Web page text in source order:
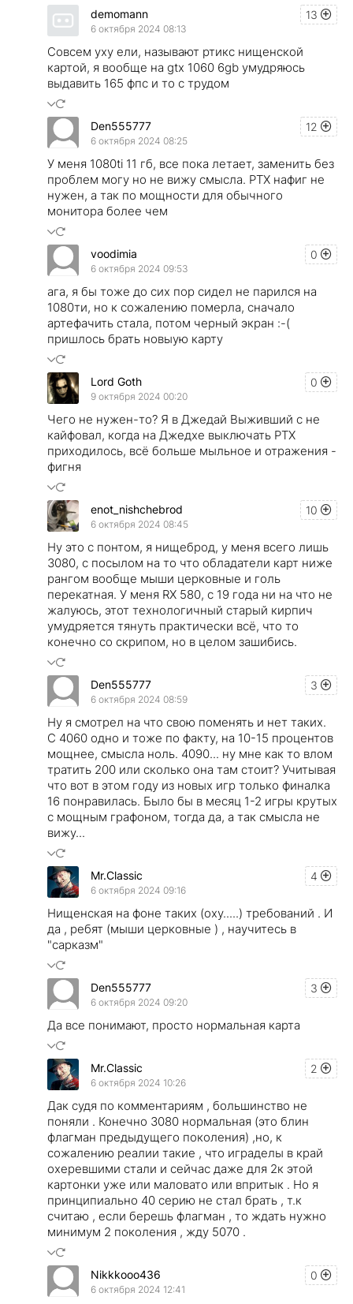
13
demomann
6 октября 2024 08:13
Совсем уху ели, называют ртикс нищенской
картой, я вообще на gtx 1060 6gb умудряюсь
выдавить 165 фпс и то с трудом
12
Den555777
6 октября 2024 08:25
У меня 1080ti 11 гб, все пока летает, заменить без
проблем могу но не вижу смысла. РТХ нафиг не
нужен, а так по мощности для обычного
монитора более чем
0
voodimia
6 октября 2024 09:53
ага, я бы тоже до сих пор сидел не парился на
1080ти, но к сожалению померла, сначало
артефачить стала, потом черный экран :-(
пришлось брать новыую карту
0
Lord Goth
9 октября 2024 00:20
Чего не нужен-то? Я в Джедай Выживший с не
кайфовал, когда на Джедхе выключать РТХ
приходилось, всё больше мыльное и отражения -
фигня
10
enot_nishchebrod
6 октября 2024 08:45
Ну это с понтом, я нищеброд, у меня всего лишь
3080, с посылом на то что обладатели карт ниже
рангом вообще мыши церковные и голь
перекатная. У меня RX 580, с 19 года ни на что не
жалуюсь, этот технологичный старый кирпич
умудряется тянуть практически всё, что то
конечно со скрипом, но в целом зашибись.
3
Den555777
6 октября 2024 08:59
Ну я смотрел на что свою поменять и нет таких.
С 4060 одно и тоже по факту, на 10-15 процентов
мощнее, смысла ноль. 4090... ну мне как то влом
тратить 200 или сколько она там стоит? Учитывая
что вот в этом году из новых игр только финалка
16 понравилась. Было бы в месяц 1-2 игры крутых
с мощным графоном, тогда да, а так смысла не
вижу...
4
Mr.Classic
6 октября 2024 09:16
Нищенская на фоне таких (оху.....) требований . И
да , ребят (мыши церковные ) , научитесь в
"сарказм"
3
Den555777
6 октября 2024 09:20
Да все понимают, просто нормальная карта
2
Mr.Classic
6 октября 2024 10:26
Дак судя по комментариям , большинство не
поняли . Конечно 3080 нормальная (это блин
флагман предыдущего поколения) ,но, к
сожалению реалии такие , что играделы в край
охеревшими стали и сейчас даже для 2к этой
картонки уже или маловато или впритык . Но я
принципиально 40 серию не стал брать , т.к
считаю , если берешь флагман , то ждать нужно
минимум 2 поколения , жду 5070 .
0
Nikkkooo436
6 октября 2024 12:41